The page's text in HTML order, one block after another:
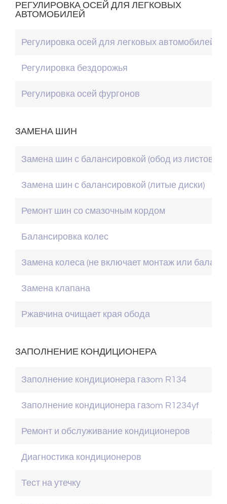
РЕГУЛИРОВКА ОСЕЙ ДЛЯ ЛЕГКОВЫХ
АВТОМОБИЛЕЙ
Регулировка осей для легковых автомобилей
Регулировка бездорожья
Регулировка осей фургонов
ЗАМЕНА ШИН
Замена шин с балансировкой (обод из
Замена шин с балансировкой (литые диски)
Ремонт шин со смазочным кордом
Балансировка колес
Замена колеса (не включает монтаж или
Замена клапана
Ржавчина очищает края обода
ЗАПОЛНЕНИЕ КОНДИЦИОНЕРА
Заполнение кондиционера газom R134
Заполнение кондиционера газom R1234yf
Ремонт и обслуживание кондиционеров 40
Диагностика кондиционеров
Тест на утечку